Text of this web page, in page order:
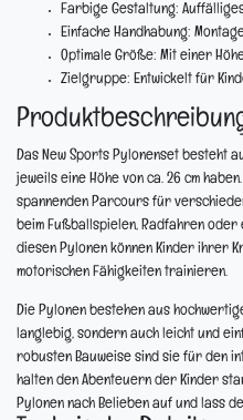
Farbige Gestaltung:
Einfache Handhabung:
Optimale Größe: Mit einer
Zielgruppe: Entwickelt für
Das New Sports Pylonenset besteht
jeweils eine Höhe von ca. 26 cm
spannenden Parcours für
beim Fußballspielen, Radfahren oder
diesen Pylonen können Kinder ihrer
motorischen Fähigkeiten trainieren.
Die Pylonen bestehen aus
langlebig, sondern auch leicht und
robusten Bauweise sind sie für den
halten den Abenteuern der Kinder
Pylonen nach Belieben auf und lass